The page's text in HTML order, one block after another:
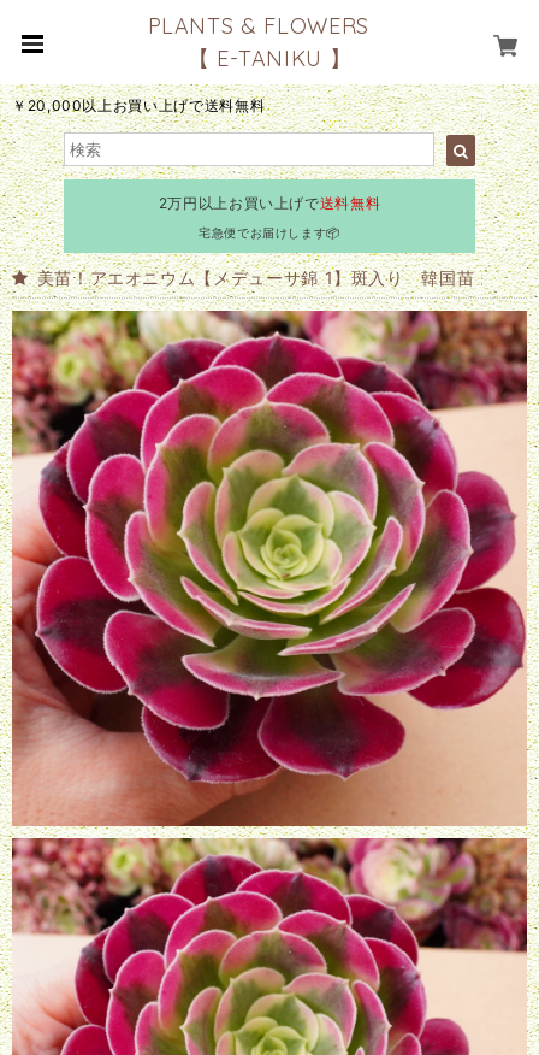
PLANTS & FLOWERS
【 E-TANIKU 】
￥20,000以上お買い上げで送料無料
2万円以上お買い上げで送料無料
宅急便でお届けします📦
美苗！アエオニウム【メデューサ錦 1】斑入り 韓国苗